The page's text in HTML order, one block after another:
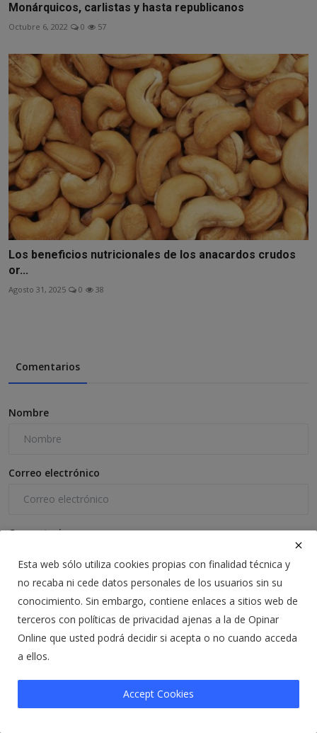
Monárquicos, carlistas y hasta republicanos
Octubre 6, 2022 0 57
Los beneficios nutricionales de los anacardos crudos
or...
Agosto 31, 2025 0 38
Comentarios
Nombre
Correo electrónico
Comentario
Publicar comentario
Esta web sólo utiliza cookies propias con finalidad técnica y
no recaba ni cede datos personales de los usuarios sin su
conocimiento. Sin embargo, contiene enlaces a sitios web de
terceros con políticas de privacidad ajenas a la de Opinar
Online que usted podrá decidir si acepta o no cuando acceda
a ellos.
Accept Cookies